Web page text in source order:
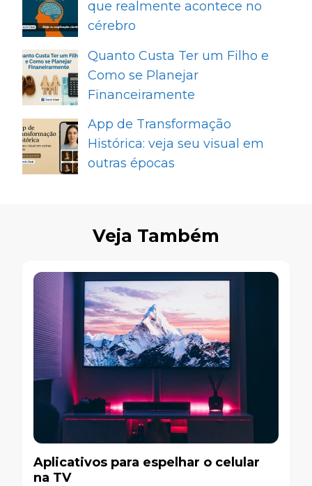
que realmente acontece no
cérebro
Quanto Custa Ter um Filho e
Como se Planejar
Financeiramente
App de Transformação
Histórica: veja seu visual em
outras épocas
Veja Também
Aplicativos para espelhar o celular
na TV